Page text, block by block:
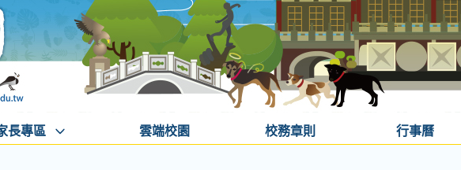
長專區 雲端校園 校務章則 行事曆